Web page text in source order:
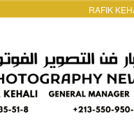
RAFIK